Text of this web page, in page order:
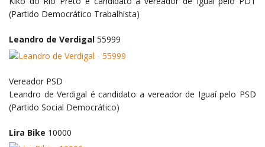
(Partido Democrático Trabalhista)
Leandro de Verdigal 55999
Vereador PSD
Leandro de Verdigal é candidato a vereador de Iguaí pelo PSD
(Partido Social Democrático)
Lira Bike 10000